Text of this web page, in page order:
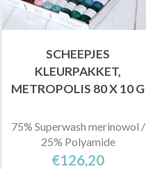
SCHEEPJES
KLEURPAKKET,
METROPOLIS 80 X 10 G
75% Superwash merinowol /
25% Polyamide
€126,20